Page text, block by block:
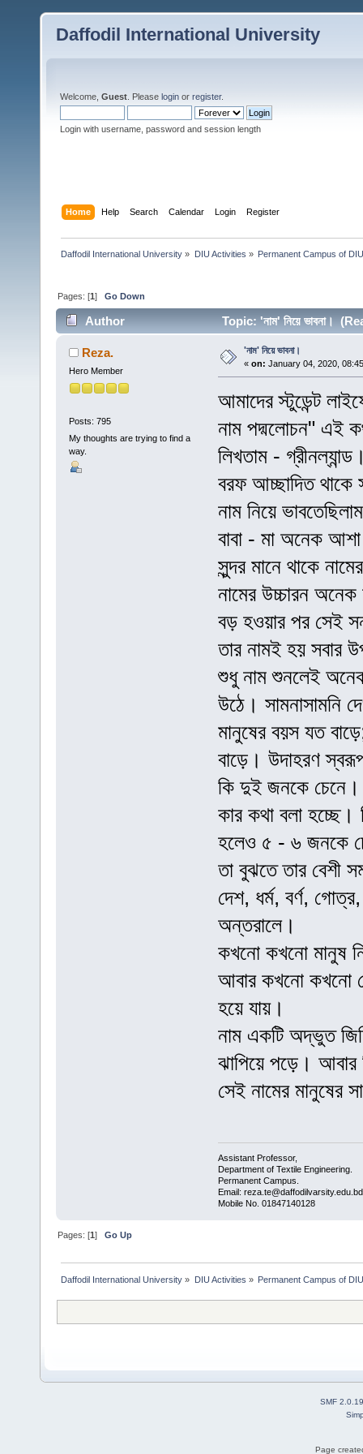
Daffodil International University
Welcome, Guest . Please login or register.
Login with username, password and session length
Home Help Search Calendar Login Register
Daffodil International University » DIU Activities » Permanent Campus of DIU
Pages: [1]Go Down
Author Topic: 'নাম' নিয়ে ভাবনা।
Reza.
Hero Member
Posts: 795
My thoughts are trying to find a
way.
'নাম' নিয়ে ভাবনা।
« on: January 04, 2020,
আমাদের স্টুডেন্ট
নাম পদ্মলোচন" এই
লিখতাম -
বরফ আচ্ছাদিত থাকে
নাম নিয়ে
বাবা - মা অনেক
সুন্দর মানে থাকে
নামের উচ্চারন
বড় হওয়ার পর সেই
তার নামই হয় সবার
শুধু নাম শুনলেই
উঠে। সামনাসামনি
মানুষের বয়স যত
বাড়ে। উদাহরণ
কি দুই জনকে চেনে।
কার কথা বলা
হলেও ৫ - ৬ জনকে
তা বুঝতে তার বেশী
দেশ, ধর্ম, বর্ণ,
অন্তরালে।
কখনো কখনো মানুষ
আবার কখনো কখনো
হয়ে যায়।
নাম একটি অদ্ভুত
ঝাপিয়ে পড়ে।
সেই নামের মানুষের
Assistant Professor,
Department of Textile Engineering.
Permanent Campus.
Email: reza.te@daffodilvarsity.edu.bd
Mobile No. 01847140128
Pages: [1]Go Up
Daffodil International University » DIU Activities » Permanent Campus of DIU
SMF 2.0.19
Page